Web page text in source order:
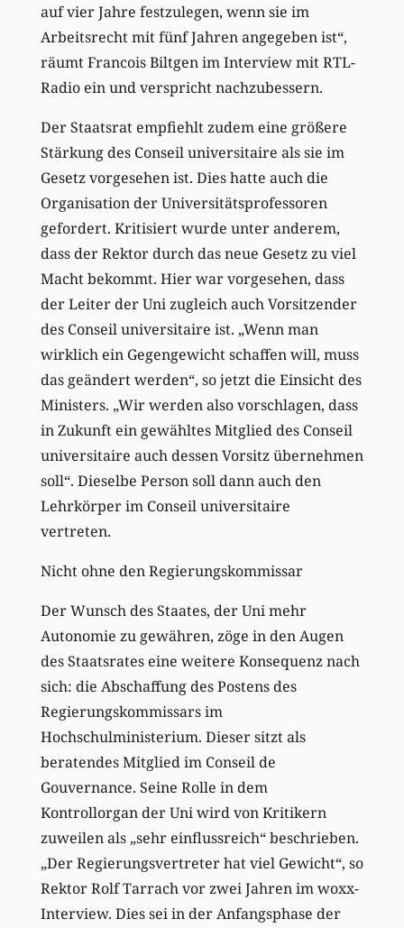
auf vier Jahre festzulegen, wenn sie im
Arbeitsrecht mit fünf Jahren angegeben ist“,
räumt Francois Biltgen im Interview mit RTL-
Radio ein und verspricht nachzubessern.
Der Staatsrat empfiehlt zudem eine größere
Stärkung des Conseil universitaire als sie im
Gesetz vorgesehen ist. Dies hatte auch die
Organisation der Universitätsprofessoren
gefordert. Kritisiert wurde unter anderem,
dass der Rektor durch das neue Gesetz zu viel
Macht bekommt. Hier war vorgesehen, dass
der Leiter der Uni zugleich auch Vorsitzender
des Conseil universitaire ist. „Wenn man
wirklich ein Gegengewicht schaffen will, muss
das geändert werden“, so jetzt die Einsicht des
Ministers. „Wir werden also vorschlagen, dass
in Zukunft ein gewähltes Mitglied des Conseil
universitaire auch dessen Vorsitz übernehmen
soll“. Dieselbe Person soll dann auch den
Lehrkörper im Conseil universitaire
vertreten.
Nicht ohne den Regierungskommissar
Der Wunsch des Staates, der Uni mehr
Autonomie zu gewähren, zöge in den Augen
des Staatsrates eine weitere Konsequenz nach
sich: die Abschaffung des Postens des
Regierungskommissars im
Hochschulministerium. Dieser sitzt als
beratendes Mitglied im Conseil de
Gouvernance. Seine Rolle in dem
Kontrollorgan der Uni wird von Kritikern
zuweilen als „sehr einflussreich“ beschrieben.
„Der Regierungsvertreter hat viel Gewicht“, so
Rektor Rolf Tarrach vor zwei Jahren im woxx-
Interview. Dies sei in der Anfangsphase der